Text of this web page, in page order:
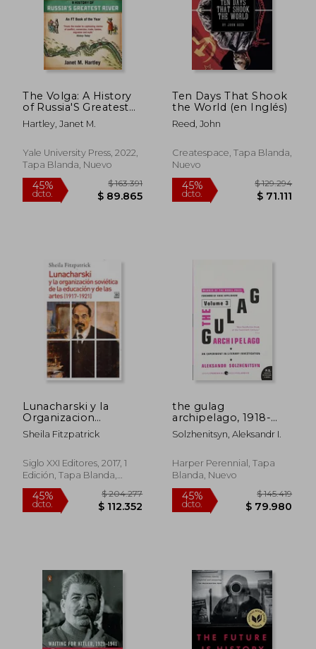
45%
dcto.
$ 269.378
$ 148.158
45%
dcto.
The Volga: A History
of Russia'S Greatest
River (en Inglés)
Hartley, Janet M.
Yale University Press, 2022,
Tapa Blanda, Nuevo
45%
Ten Days That Shook
the World (en Inglés)
Reed, John
Createspace, Tapa Blanda,
Nuevo
45%
Lunacharski y la
Organizacion
Sovietica de la
Educacion y de las
Sheila Fitzpatrick
Siglo XXI Editores, 2017, 1
Edición, Tapa Blanda,
Nuevo
the gulag
archipelago, 1918-
1956 (en Inglés)
Solzhenitsyn, Aleksandr I.
Harper Perennial, Tapa
Blanda, Nuevo